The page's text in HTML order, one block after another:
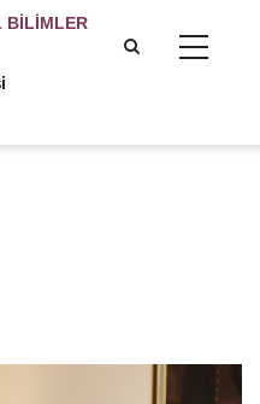
BİLİMLER